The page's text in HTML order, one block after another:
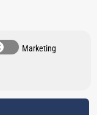
Marketing